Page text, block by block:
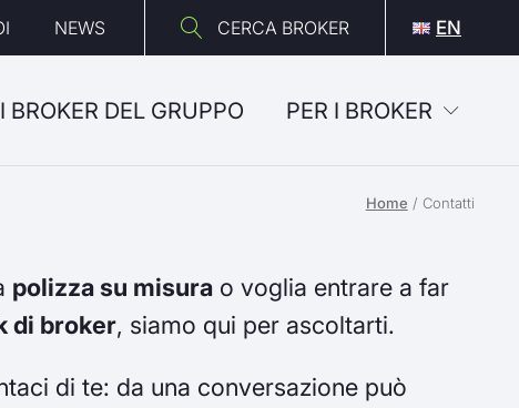
NEWS CERCA BROKER EN
I BROKER DEL GRUPPO PER I BROKER
Home / Contatti
polizza su misurao voglia entrare a far
di broker, siamo qui per ascoltarti.
di te: da una conversazione può